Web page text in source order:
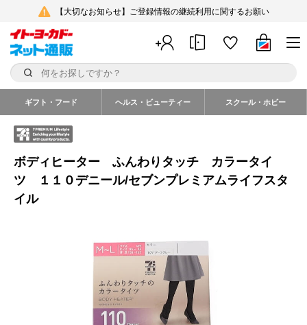
【大切なお知らせ】ご登録情報の継続利用に関するお願い
ギフト・フード ヘルス・ビューティー スクール・ホビー
ボディヒーター ふんわりタッチ カラータイ
ツ １１０デニール/セブンプレミアムライフスタ
イル